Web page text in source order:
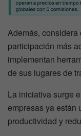
Además,
participación más
implementan
de sus lugares de
La iniciativa surge
empresas ya están
productividad y